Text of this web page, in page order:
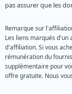
pas assurer que les
Remarque sur
Les liens marqués d'un
d'affiliation. Si vous
rémunération du
supplémentaire pour
offre gratuite. Nous